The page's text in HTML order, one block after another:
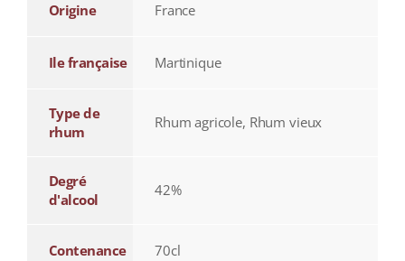
Origine France
Ile française Martinique
Type de
rhum
Rhum agricole, Rhum vieux
Degré
d'alcool
42%
Contenance 70cl